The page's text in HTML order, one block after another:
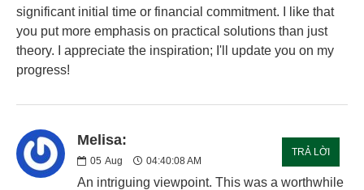
significant initial time or financial commitment. I like that
you put more emphasis on practical solutions than just
theory. I appreciate the inspiration; I'll update you on my
progress!
Melisa:
05 Aug 04:40:08 AM
TRẢ LỜI
An intriguing viewpoint. This was a worthwhile